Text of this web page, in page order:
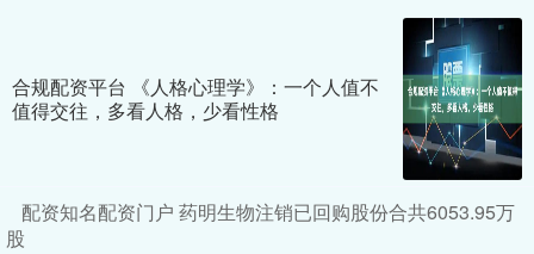
合规配资平台 《人格心理学》：一个人值不
值得交往，多看人格，少看性格
配资知名配资门户 药明生物注销已回购股份合共6053.95万
股